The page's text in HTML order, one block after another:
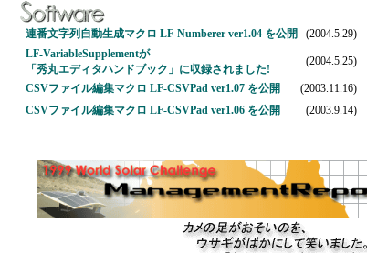
連番文字列自動生成マクロ LF-Numberer ver1.04 を公開
(2004.5.29)
LF-VariableSupplementが
「秀丸エディタハンドブック」に収録されました!
(2004.5.25)
CSVファイル編集マクロ LF-CSVPad ver1.07 を公開
(2003.11.16)
CSVファイル編集マクロ LF-CSVPad ver1.06 を公開
(2003.9.14)